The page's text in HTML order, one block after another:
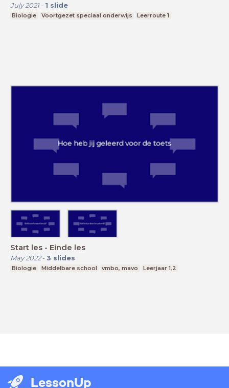
July 2021- 1 slide
Biologie Voortgezet speciaal onderwijs Leerroute 1
Start les - Einde les
May 2022- 3 slides
Biologie Middelbare school vmbo, mavo Leerjaar 1,2
LessonUp